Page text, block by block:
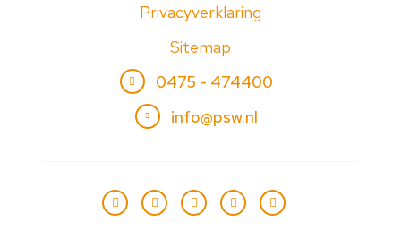
Privacyverklaring
Sitemap
0475 - 474400
info@psw.nl